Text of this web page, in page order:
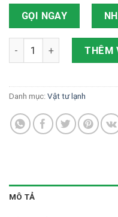
GỌI NGAY
Đá lọc SANRONGTHÊM
Danh mục: Vật tư lạnh
MÔ TẢ